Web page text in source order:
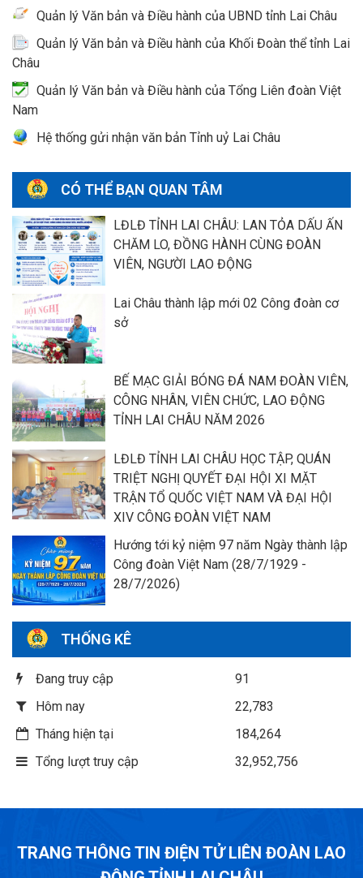
Quản lý Văn bản và Điều hành của UBND tỉnh Lai Châu
Quản lý Văn bản và Điều hành của Khối Đoàn thể tỉnh Lai
Châu
Quản lý Văn bản và Điều hành của Tổng Liên đoàn Việt
Nam
Hệ thống gửi nhận văn bản Tỉnh uỷ Lai Châu
CÓ THỂ BẠN QUAN TÂM
LĐLĐ TỈNH LAI CHÂU: LAN TỎA DẤU ẤN
CHĂM LO, ĐỒNG HÀNH CÙNG ĐOÀN
VIÊN, NGƯỜI LAO ĐỘNG
Lai Châu thành lập mới 02 Công đoàn cơ
sở
BẾ MẠC GIẢI BÓNG ĐÁ NAM ĐOÀN VIÊN,
CÔNG NHÂN, VIÊN CHỨC, LAO ĐỘNG
TỈNH LAI CHÂU NĂM 2026
LĐLĐ TỈNH LAI CHÂU HỌC TẬP, QUÁN
TRIỆT NGHỊ QUYẾT ĐẠI HỘI XI MẶT
TRẬN TỔ QUỐC VIỆT NAM VÀ ĐẠI HỘI
XIV CÔNG ĐOÀN VIỆT NAM
Hướng tới kỷ niệm 97 năm Ngày thành lập
Công đoàn Việt Nam (28/7/1929 -
28/7/2026)
THỐNG KÊ
Đang truy cập
91
Hôm nay
22,783
Tháng hiện tại
184,264
Tổng lượt truy cập
32,952,756
TRANG THÔNG TIN ĐIỆN TỬ LIÊN ĐOÀN LAO